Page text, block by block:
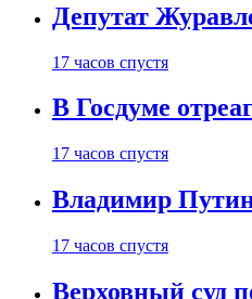
Депутат
17 часов спустя
В Госдуме
17 часов спустя
Владимир
17 часов спустя
Верховный суд